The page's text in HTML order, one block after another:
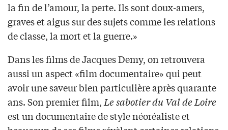
la fin de l’amour, la perte. Ils sont doux-amers,
graves et aigus sur des sujets comme les relations
de classe, la mort et la guerre.»
Dans les films de Jacques Demy, on retrouvera
aussi un aspect «film documentaire» qui peut
avoir une saveur bien particulière après quarante
ans. Son premier film,Le sabotier du Val de Loire
est un documentaire de style néoréaliste et